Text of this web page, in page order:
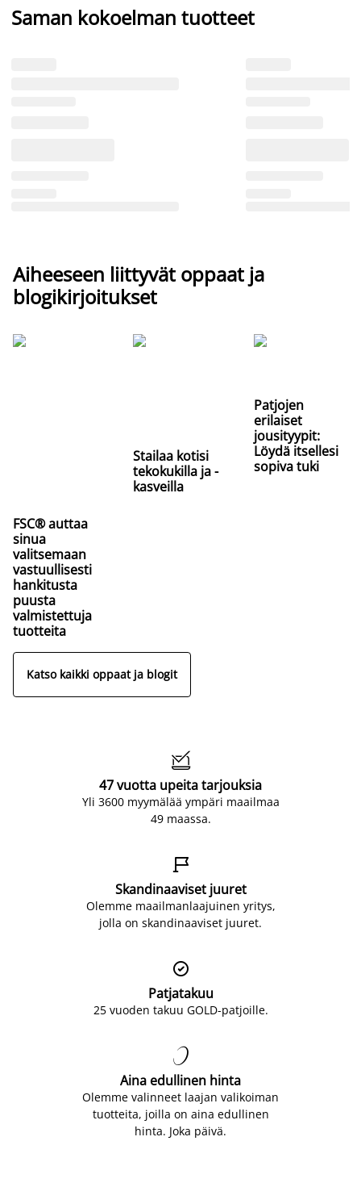
Saman kokoelman tuotteet
Aiheeseen liittyvät oppaat ja
blogikirjoitukset
FSC® auttaa
sinua
valitsemaan
vastuullisesti
hankitusta
puusta
valmistettuja
tuotteita
Stailaa kotisi
tekokukilla ja -
kasveilla
Patjojen
erilaiset
jousityypit:
Löydä itsellesi
sopiva tuki
Katso kaikki oppaat ja blogit

47 vuotta upeita tarjouksia
Yli 3600 myymälää ympäri maailmaa
49 maassa.

Skandinaaviset juuret
Olemme maailmanlaajuinen yritys,
jolla on skandinaaviset juuret.

Patjatakuu
25 vuoden takuu GOLD-patjoille.

Aina edullinen hinta
Olemme valinneet laajan valikoiman
tuotteita, joilla on aina edullinen
hinta. Joka päivä.